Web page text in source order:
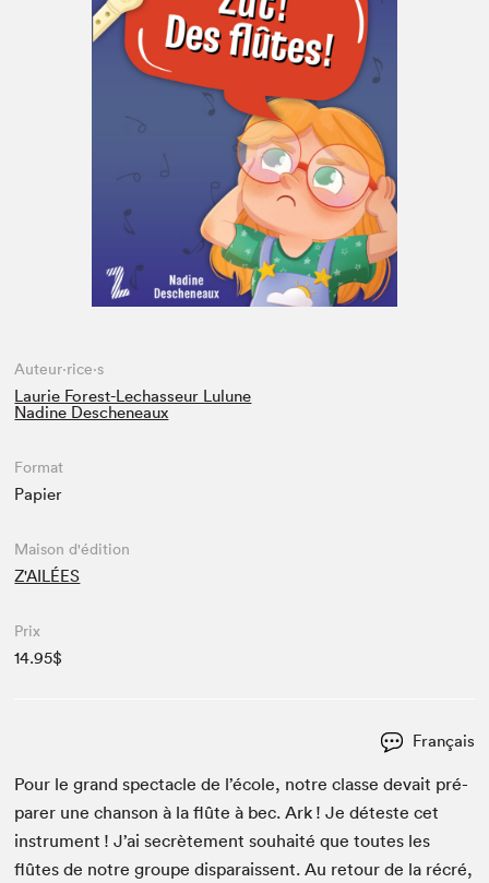
Espace médias
Auteur·rice·s
Laurie Forest-Lechasseur Lulune
Nadine Descheneaux
Format
Papier
Maison d'édition
Z'AILÉES
Prix
14.95$
Français
Pour le grand spec­ta­cle de l’école, notre classe devait pré­
par­er une chan­son à la flûte à bec. Ark ! Je déteste cet
instru­ment ! J’ai secrète­ment souhaité que toutes les
flûtes de notre groupe dis­parais­sent. Au retour de la récré,